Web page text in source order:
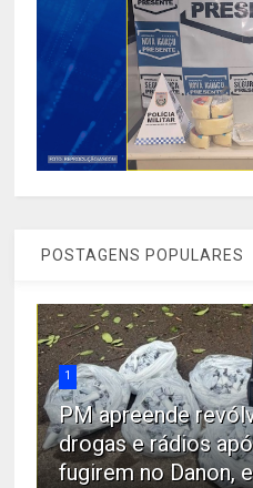
POSTAGENS POPULARES
1
PM apreende
drogas e rádios
fugirem no Danon,